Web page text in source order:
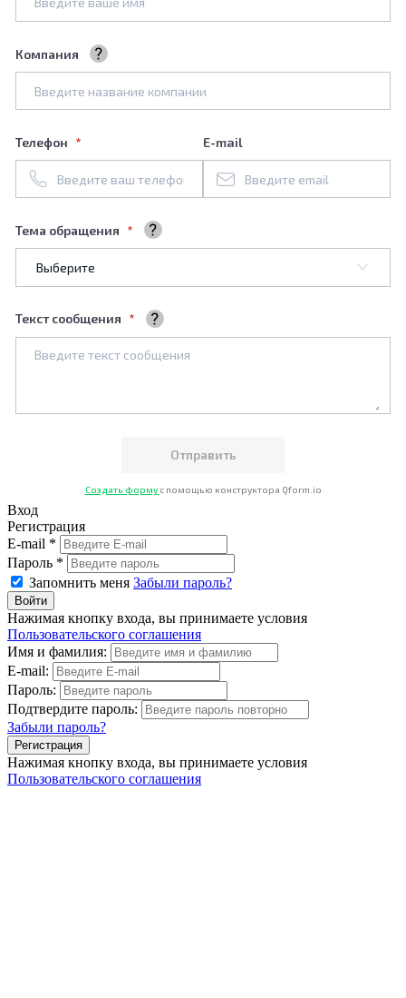
Компания
Телефон E-mail
Тема обращения
Текст сообщения
Создать форму с помощью конструктора Qform.io
Вход
Регистрация
E-mail *
Пароль *
Запомнить меня Забыли пароль?
Нажимая кнопку входа, вы принимаете условия
Пользовательского соглашения
Имя и фамилия:
E-mail:
Пароль:
Подтвердите пароль:
Забыли пароль?
Нажимая кнопку входа, вы принимаете условия
Пользовательского соглашения